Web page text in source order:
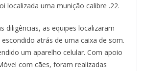
localizada uma munição calibre .22.
diligências, as equipes localizaram
atrás de uma caixa de som.
um aparelho celular. Com apoio
com cães, foram realizadas